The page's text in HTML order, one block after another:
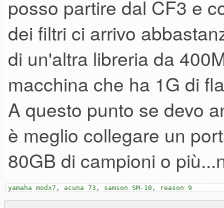
sito dedicato, ma preferisca
YouTube.
A voi giudicare...
posso partire dal CF3 e
dei filtri ci arrivo
di un'altra libreria da
macchina che ha 1G di
A questo punto se devo
è meglio collegare un
80GB di campioni o
yamaha modx7, acuna 73, samson SM-10, reason 9